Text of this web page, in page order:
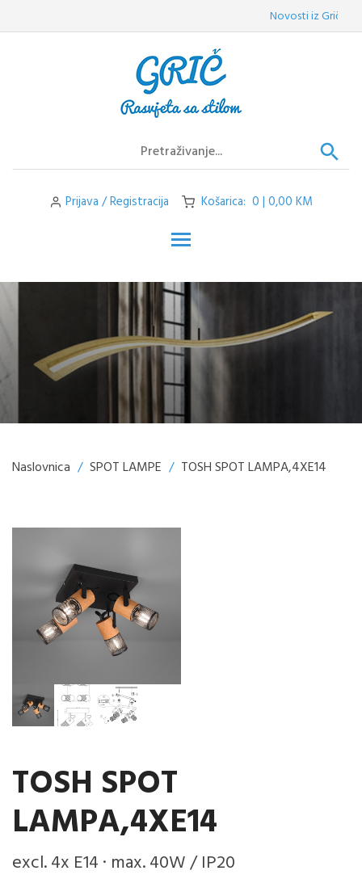
to
Novosti iz Griča:
Prijava / Registracija Košarica: 0 | 0,00 KM
Naslovnica / SPOT LAMPE / TOSH SPOT LAMPA,4XE14
TOSH SPOT
LAMPA,4XE14
excl. 4x E14 · max. 40W / IP20